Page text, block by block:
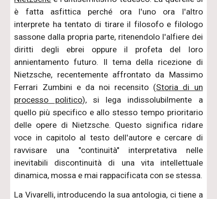
è fatta asfittica perché ora l'uno ora l'altro
interprete ha tentato di tirare il filosofo e filologo
sassone dalla propria parte, ritenendolo l'alfiere dei
diritti degli ebrei oppure il profeta del loro
annientamento futuro. Il tema della ricezione di
Nietzsche, recentemente affrontato da Massimo
Ferrari Zumbini e da noi recensito (Storia di un
processo politico), si lega indissolubilmente a
quello più specifico e allo stesso tempo prioritario
delle opere di Nietzsche. Questo significa ridare
voce in capitolo al testo dell'autore e cercare di
ravvisare una "continuità" interpretativa nelle
inevitabili discontinuità di una vita intellettuale
dinamica, mossa e mai rappacificata con se stessa.
La Vivarelli, introducendo la sua antologia, ci tiene a